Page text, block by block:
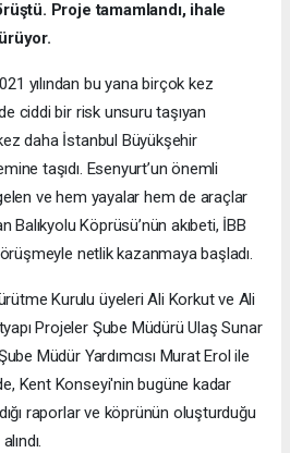
Proje tamamlandı, ihale
yılından bu yana birçok kez
ciddi bir risk unsuru taşıyan
daha İstanbul Büyükşehir
taşıdı. Esenyurt’un önemli
ve hem yayalar hem de araçlar
Köprüsü’nün akıbeti, İBB
netlik kazanmaya başladı.
Kurulu üyeleri Ali Korkut ve Ali
Projeler Şube Müdürü Ulaş Sunar
Müdür Yardımcısı Murat Erol ile
Kent Konseyi'nin bugüne kadar
raporlar ve köprünün oluşturduğu